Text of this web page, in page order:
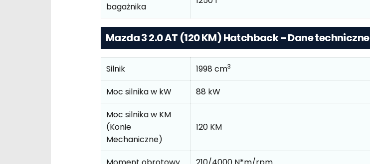
bagażnika
Mazda 3 2.0 AT (120 KM) Hatchback – Dane techniczne
Silnik 1998 cm3
Moc silnika w kW
88 kW
Moc silnika w KM
(Konie
Mechaniczne)
120 KM